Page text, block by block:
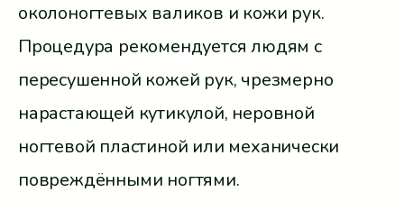
околоногтевых валиков и кожи рук.
Процедура рекомендуется людям с
пересушенной кожей рук, чрезмерно
нарастающей кутикулой, неровной
ногтевой пластиной или механически
повреждёнными ногтями.